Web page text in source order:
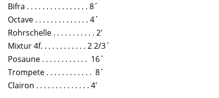
Bifra . . . . . . . . . . . . . . . . 8´
Octave . . . . . . . . . . . . . . 4´
Rohrschelle . . . . . . . . . . . 2′
Mixtur 4f. . . . . . . . . . . . 2 2/3´
Posaune . . . . . . . . . . . . 16´
Trompete . . . . . . . . . . . . 8´
Clairon . . . . . . . . . . . . . . 4′